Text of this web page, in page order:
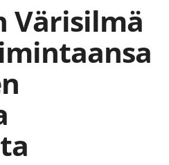
Värisilmä